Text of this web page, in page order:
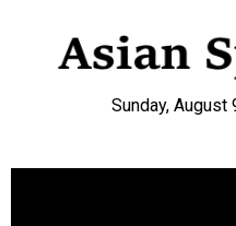
Sunday, August